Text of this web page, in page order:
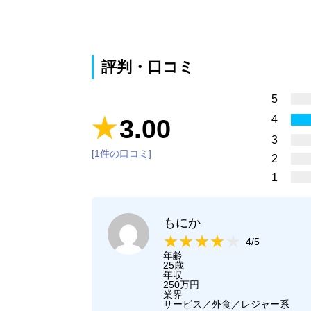
評判・口コミ
3.00
[1件の口コミ]
5
4
3
2
1
もにか
4/5
年齢
25歳
年収
250万円
業界
サービス／外食／レジャー系